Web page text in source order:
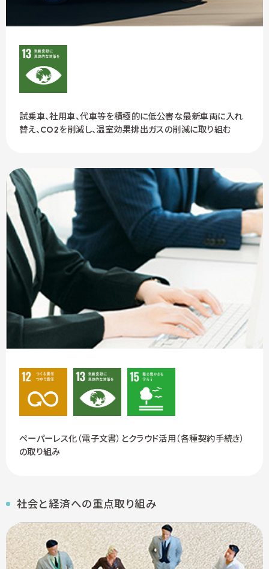
試乗車、社用車、代車等を積極的に低公害な最新車両に入れ
替え、CO2を削減し、温室効果排出ガスの削減に取り組む
ペーパーレス化（電子文書）とクラウド活用（各種契約手続き）
の取り組み
社会と経済への重点取り組み